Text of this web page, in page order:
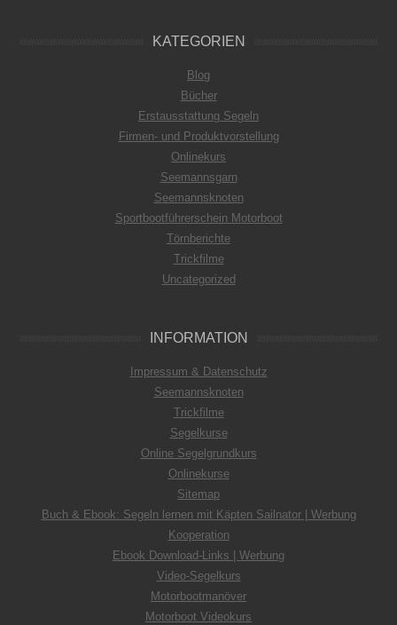
KATEGORIEN
Blog
Bücher
Erstausstattung Segeln
Firmen- und Produktvorstellung
Onlinekurs
Seemannsgarn
Seemannsknoten
Sportbootführerschein Motorboot
Törnberichte
Trickfilme
Uncategorized
INFORMATION
Impressum & Datenschutz
Seemannsknoten
Trickfilme
Segelkurse
Online Segelgrundkurs
Onlinekurse
Sitemap
Buch & Ebook: Segeln lernen mit Käpten Sailnator | Werbung
Kooperation
Ebook Download-Links | Werbung
Video-Segelkurs
Motorbootmanöver
Motorboot Videokurs